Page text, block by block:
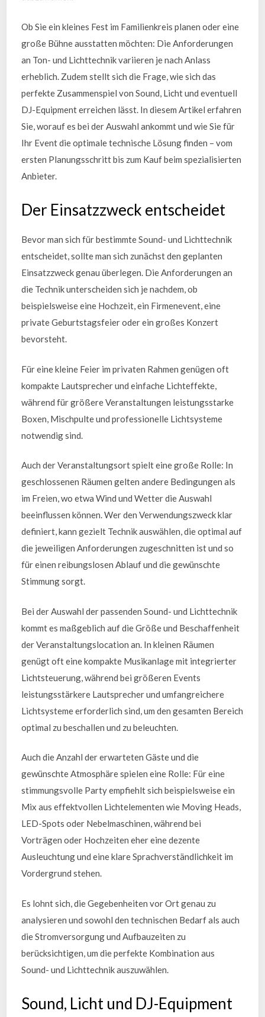
Ob Sie ein kleines Fest im Familienkreis planen oder eine
große Bühne ausstatten möchten: Die Anforderungen
an Ton- und Lichttechnik variieren je nach Anlass
erheblich. Zudem stellt sich die Frage, wie sich das
perfekte Zusammenspiel von Sound, Licht und eventuell
DJ-Equipment erreichen lässt. In diesem Artikel erfahren
Sie, worauf es bei der Auswahl ankommt und wie Sie für
Ihr Event die optimale technische Lösung finden – vom
ersten Planungsschritt bis zum Kauf beim spezialisierten
Anbieter.
Der Einsatzzweck entscheidet
Bevor man sich für bestimmte Sound- und Lichttechnik
entscheidet, sollte man sich zunächst den geplanten
Einsatzzweck genau überlegen. Die Anforderungen an
die Technik unterscheiden sich je nachdem, ob
beispielsweise eine Hochzeit, ein Firmenevent, eine
private Geburtstagsfeier oder ein großes Konzert
bevorsteht.
Für eine kleine Feier im privaten Rahmen genügen oft
kompakte Lautsprecher und einfache Lichteffekte,
während für größere Veranstaltungen leistungsstarke
Boxen, Mischpulte und professionelle Lichtsysteme
notwendig sind.
Auch der Veranstaltungsort spielt eine große Rolle: In
geschlossenen Räumen gelten andere Bedingungen als
im Freien, wo etwa Wind und Wetter die Auswahl
beeinflussen können. Wer den Verwendungszweck klar
definiert, kann gezielt Technik auswählen, die optimal auf
die jeweiligen Anforderungen zugeschnitten ist und so
für einen reibungslosen Ablauf und die gewünschte
Stimmung sorgt.
Bei der Auswahl der passenden Sound- und Lichttechnik
kommt es maßgeblich auf die Größe und Beschaffenheit
der Veranstaltungslocation an. In kleinen Räumen
genügt oft eine kompakte Musikanlage mit integrierter
Lichtsteuerung, während bei größeren Events
leistungsstärkere Lautsprecher und umfangreichere
Lichtsysteme erforderlich sind, um den gesamten Bereich
optimal zu beschallen und zu beleuchten.
Auch die Anzahl der erwarteten Gäste und die
gewünschte Atmosphäre spielen eine Rolle: Für eine
stimmungsvolle Party empfiehlt sich beispielsweise ein
Mix aus effektvollen Lichtelementen wie Moving Heads,
LED-Spots oder Nebelmaschinen, während bei
Vorträgen oder Hochzeiten eher eine dezente
Ausleuchtung und eine klare Sprachverständlichkeit im
Vordergrund stehen.
Es lohnt sich, die Gegebenheiten vor Ort genau zu
analysieren und sowohl den technischen Bedarf als auch
die Stromversorgung und Aufbauzeiten zu
berücksichtigen, um die perfekte Kombination aus
Sound- und Lichttechnik auszuwählen.
Sound, Licht und DJ-Equipment